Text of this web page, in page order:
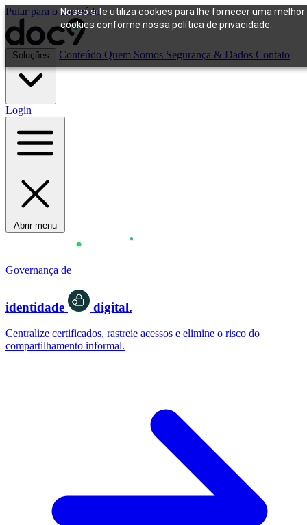
Nosso site utiliza cookies para lhe fornecer uma
cookies conforme nossa política de privacidade.
Pular para o conteúdo
Soluções Conteúdo Quem Somos Segurança & Dados Contato
Login
Abrir menu
Governança de
identidade digital.
Centralize certificados, rastreie acessos e elimine o risco do
compartilhamento informal.